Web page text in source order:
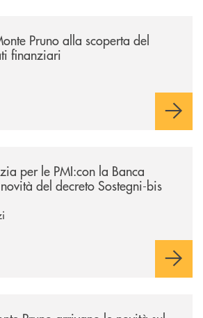
Pruno alla scoperta del
finanziari
per le PMI:con la Banca
del decreto Sostegni-bis